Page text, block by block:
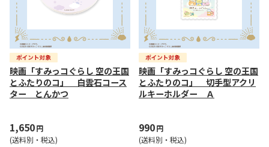
映画「すみっコぐらし 空の王国
とふたりのコ」 白雲石コース
ター とんかつ
1,650円
(送料別・税込)
映画「すみっコぐらし 空の王国
とふたりのコ」 切手型アクリ
ルキーホルダー Ａ
990円
(送料別・税込)